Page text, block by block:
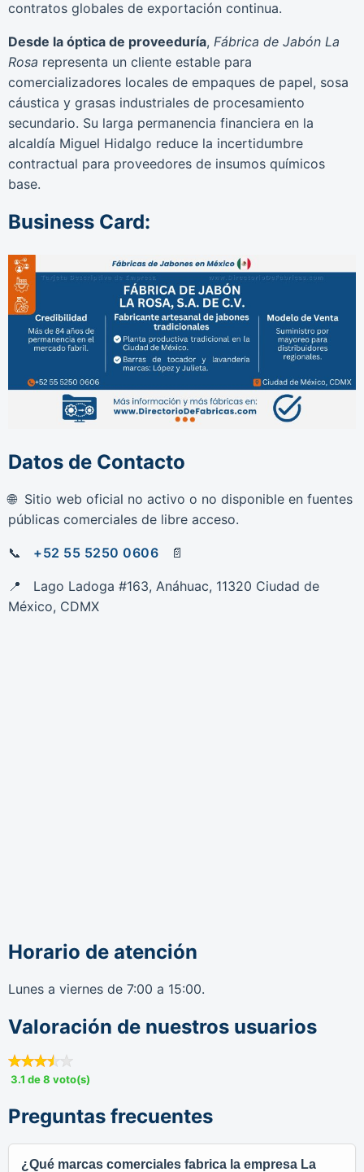
contratos globales de exportación continua.
Desde la óptica de proveeduría, Fábrica de Jabón La
Rosa representa un cliente estable para
comercializadores locales de empaques de papel, sosa
cáustica y grasas industriales de procesamiento
secundario. Su larga permanencia financiera en la
alcaldía Miguel Hidalgo reduce la incertidumbre
contractual para proveedores de insumos químicos
base.
Business Card:
Datos de Contacto
Sitio web oficial no activo o no disponible en fuentes
públicas comerciales de libre acceso.
+52 55 5250 0606
Lago Ladoga #163, Anáhuac, 11320 Ciudad de
México, CDMX
Horario de atención
Lunes a viernes de 7:00 a 15:00.
Valoración de nuestros usuarios
3.1 de 8 voto(s)
Preguntas frecuentes
¿Qué marcas comerciales fabrica la empresa La